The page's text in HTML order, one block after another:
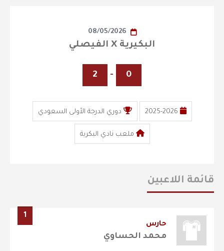
08/05/2026
البكيرية X الفيصلي
0
-
2
2025-2026 دوري الدرجة الأولى السعودي
ملعب نادي البكرية
قائمة اللاعبين
1
حارس
محمد الحساوي